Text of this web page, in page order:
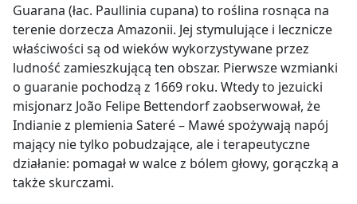
Guarana (łac. Paullinia cupana) to roślina rosnąca na
terenie dorzecza Amazonii. Jej stymulujące i lecznicze
właściwości są od wieków wykorzystywane przez
ludność zamieszkującą ten obszar. Pierwsze wzmianki
o guaranie pochodzą z 1669 roku. Wtedy to jezuicki
misjonarz João Felipe Bettendorf zaobserwował, że
Indianie z plemienia Sateré – Mawé spożywają napój
mający nie tylko pobudzające, ale i terapeutyczne
działanie: pomagał w walce z bólem głowy, gorączką a
także skurczami.